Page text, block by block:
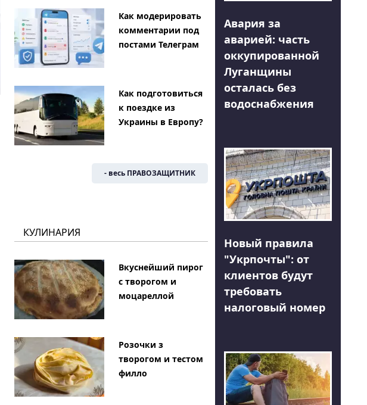
Как модерировать
комментарии под
постами Телеграм
Как подготовиться
к поездке из
Украины в Европу?
- весь ПРАВОЗАЩИТНИК
КУЛИНАРИЯ
Вкуснейший пирог
с творогом и
моцареллой
Розочки з
творогом и тестом
филло
Авария за
аварией: часть
оккупированной
Луганщины
осталась без
водоснабжения
Новый правила
"Укрпочты": от
клиентов будут
требовать
налоговый номер